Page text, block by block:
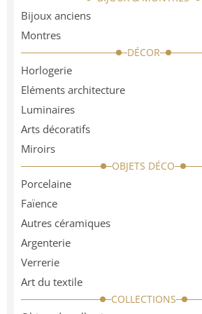
Bijoux anciens
Montres
DÉCOR
Horlogerie
Eléments architecture
Luminaires
Arts décoratifs
Miroirs
OBJETS DÉCO
Porcelaine
Faïence
Autres céramiques
Argenterie
Verrerie
Art du textile
COLLECTIONS